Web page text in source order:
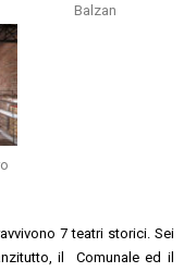
Balzan
7 teatri storici. Sei
il Comunale ed il